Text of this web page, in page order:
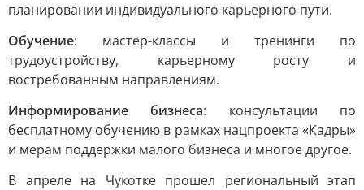
планировании индивидуального карьерного пути.
Обучение: мастер-классы и тренинги по
трудоустройству, карьерному росту и
востребованным направлениям.
Информирование бизнеса: консультации по
бесплатному обучению в рамках нацпроекта «Кадры»
и мерам поддержки малого бизнеса и многое другое.
В апреле на Чукотке прошел региональный этап